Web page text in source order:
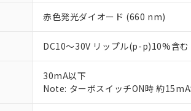
赤色発光ダイオード (660 nm)
DC10～30V リップル(p-p)10%含む
30mA以下
Note: ターボスイッチON時 約